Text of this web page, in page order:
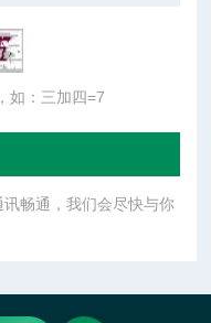
如：三加四=7
畅通，我们会尽快与你